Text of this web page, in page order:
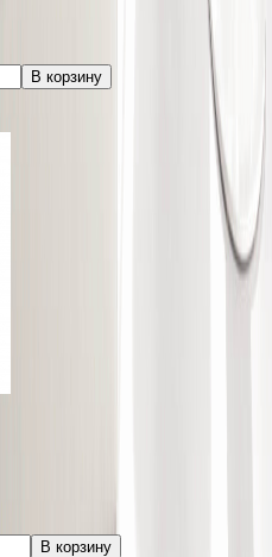
В корзину
В корзину